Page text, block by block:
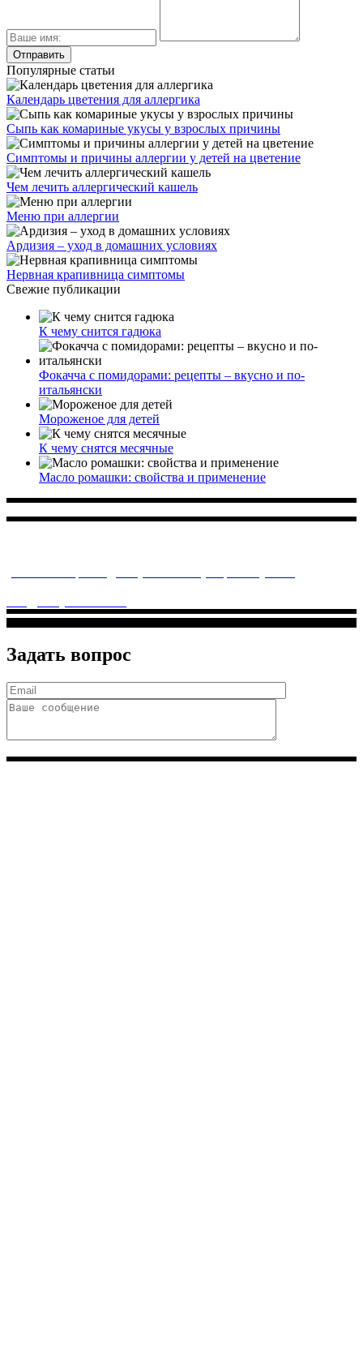
Популярные статьи
Календарь цветения для аллергика
Сыпь как комариные укусы у взрослых причины
Симптомы и причины аллергии у детей на цветение
Чем лечить аллергический кашель
Меню при аллергии
Ардизия – уход в домашних условиях
Нервная крапивница симптомы
Свежие публикации
К чему снится гадюка
Фокачча с помидорами: рецепты – вкусно и по-
итальянски
Мороженое для детей
К чему снятся месячные
Масло ромашки: свойства и применение
Задать вопрос